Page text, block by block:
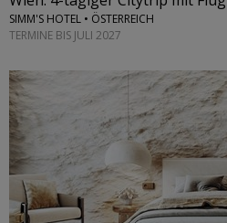
SIMM'S HOTEL • ÖSTERREICH
TERMINE BIS JULI 2027
←